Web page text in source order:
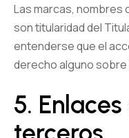
Las marcas, nombres
son titularidad del
entenderse que el
derecho alguno sobre
5.